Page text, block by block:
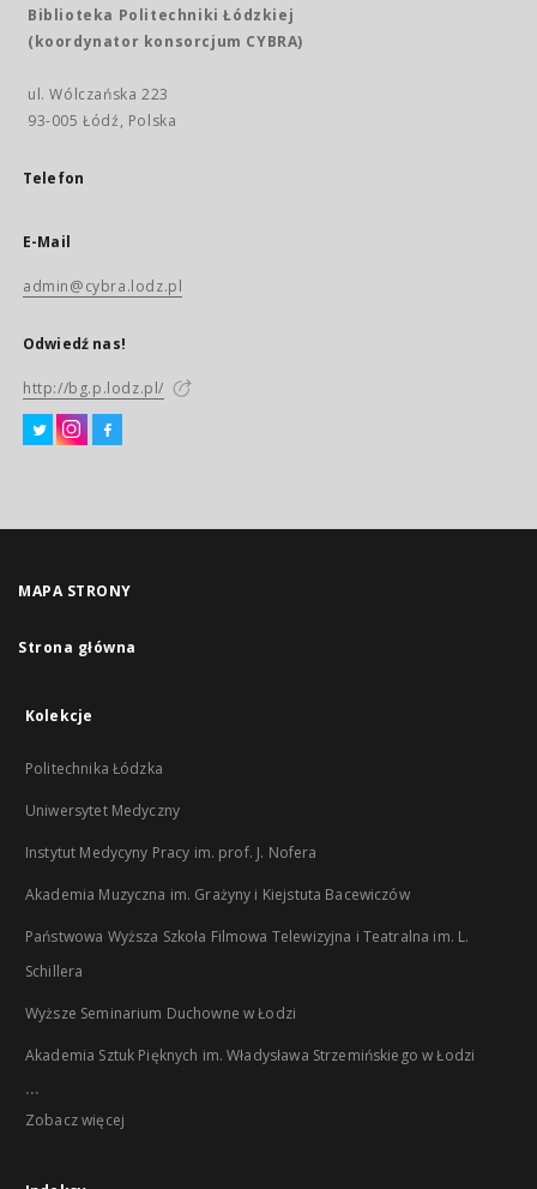
Biblioteka Politechniki Łódzkiej
(koordynator konsorcjum CYBRA)
ul. Wólczańska 223
93-005 Łódź, Polska
Telefon
E-Mail
admin@cybra.lodz.pl
Odwiedź nas!
http://bg.p.lodz.pl/
MAPA STRONY
Strona główna
Kolekcje
Politechnika Łódzka
Uniwersytet Medyczny
Instytut Medycyny Pracy im. prof. J. Nofera
Akademia Muzyczna im. Grażyny i Kiejstuta Bacewiczów
Państwowa Wyższa Szkoła Filmowa Telewizyjna i Teatralna im. L.
Schillera
Wyższe Seminarium Duchowne w Łodzi
Akademia Sztuk Pięknych im. Władysława Strzemińskiego w Łodzi
...
Zobacz więcej